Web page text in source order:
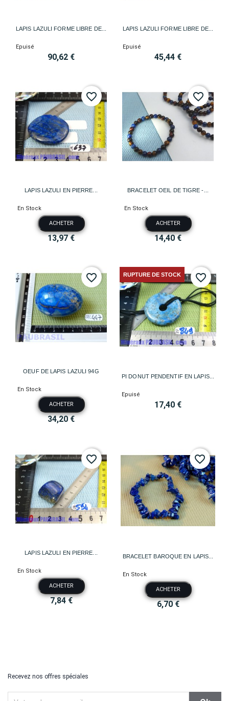
LAPIS LAZULI FORME LIBRE DE...
Epuisé
90,62 €
LAPIS LAZULI FORME LIBRE DE...
Epuisé
45,44 €
LAPIS LAZULI EN PIERRE...
En Stock
ACHETER
13,97 €
favorite_border
BRACELET OEIL DE TIGRE -...
En Stock
ACHETER
14,40 €
favorite_border
OEUF DE LAPIS LAZULI 94G
En Stock
ACHETER
34,20 €
favorite_border
PI DONUT PENDENTIF EN LAPIS...
Epuisé
17,40 €
RUPTURE DE STOCK favorite_border
LAPIS LAZULI EN PIERRE...
En Stock
ACHETER
7,84 €
favorite_border
BRACELET BAROQUE EN LAPIS...
En Stock
ACHETER
6,70 €
favorite_border
Recevez nos offres spéciales